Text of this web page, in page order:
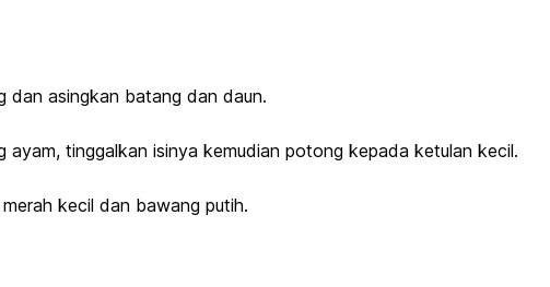
dan asingkan batang dan daun.
ayam, tinggalkan isinya kemudian potong kepada ketulan kecil.
kecil dan bawang putih.